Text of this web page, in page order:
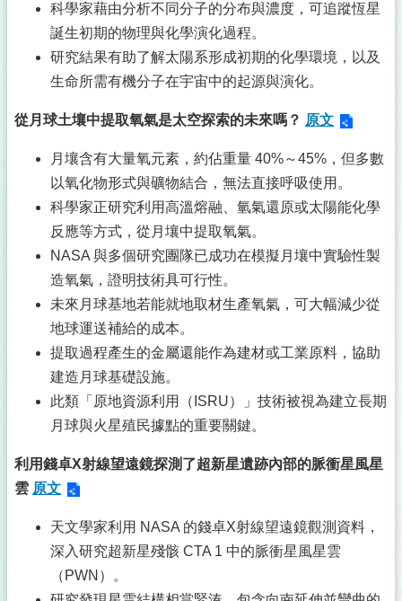
科學家藉由分析不同分子的分布與濃度，可追蹤恆星
誕生初期的物理與化學演化過程。
研究結果有助了解太陽系形成初期的化學環境，以及
生命所需有機分子在宇宙中的起源與演化。
從月球土壤中提取氧氣是太空探索的未來嗎？ 原文
月壤含有大量氧元素，約佔重量 40%～45%，但多數
以氧化物形式與礦物結合，無法直接呼吸使用。
科學家正研究利用高溫熔融、氫氣還原或太陽能化學
反應等方式，從月壤中提取氧氣。
NASA 與多個研究團隊已成功在模擬月壤中實驗性製
造氧氣，證明技術具可行性。
未來月球基地若能就地取材生產氧氣，可大幅減少從
地球運送補給的成本。
提取過程產生的金屬還能作為建材或工業原料，協助
建造月球基礎設施。
此類「原地資源利用（ISRU）」技術被視為建立長期
月球與火星殖民據點的重要關鍵。
利用錢卓X射線望遠鏡探測了超新星遺跡內部的脈衝星風星
雲 原文
天文學家利用 NASA 的錢卓X射線望遠鏡觀測資料，
深入研究超新星殘骸 CTA 1 中的脈衝星風星雲
（PWN）。